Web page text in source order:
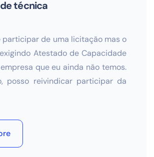
técnica
participar de uma licitação mas o
Atestado de Capacidade
que eu ainda não temos.
posso reivindicar participar da